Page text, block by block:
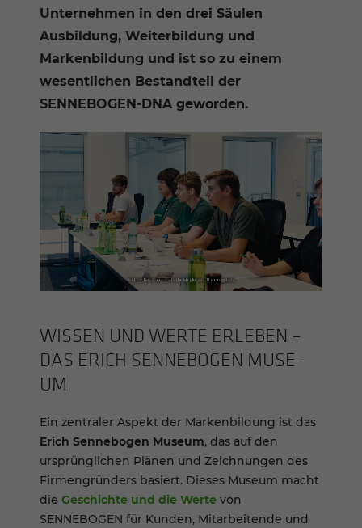
Unternehmen in den drei Säulen
Ausbildung, Weiterbildung und
Markenbildung und ist so zu einem
wesentlichen Bestandteil der
SENNEBOGEN-DNA geworden.
WISSEN UND WERTE ERLE­BEN –
DAS ERICH SENNEBOGEN MUSE­
UM
Ein zentraler Aspekt der Markenbildung ist das
Erich Sennebogen Museum, das auf den
ursprünglichen Plänen und Zeichnungen des
Firmengründers basiert. Dieses Museum macht
die Geschichte und die Werte von
SENNEBOGEN für Kunden, Mitarbeitende und